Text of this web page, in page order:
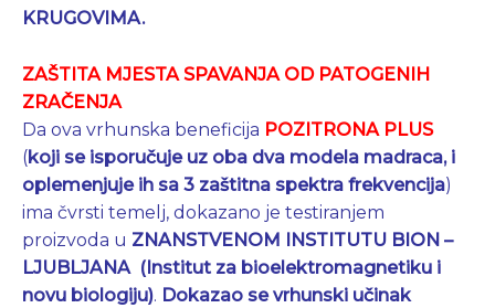
KRUGOVIMA.
ZAŠTITA MJESTA SPAVANJA OD PATOGENIH
ZRAČENJA
Da ova vrhunska beneficija POZITRONA PLUS
(koji se isporučuje uz oba dva modela madraca, i
oplemenjuje ih sa 3 zaštitna spektra frekvencija)
ima čvrsti temelj, dokazano je testiranjem
proizvoda u ZNANSTVENOM INSTITUTU BION –
LJUBLJANA (Institut za bioelektromagnetiku i
novu biologiju). Dokazao se vrhunski učinak